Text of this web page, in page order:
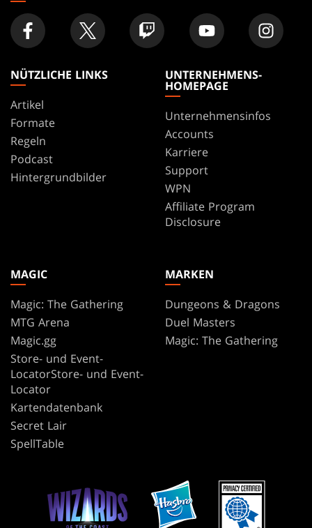
NÜTZLICHE LINKS
Artikel
Formate
Regeln
Podcast
Hintergrundbilder
UNTERNEHMENS-
HOMEPAGE
Unternehmensinfos
Accounts
Karriere
Support
WPN
Affiliate Program
Disclosure
MAGIC
Magic: The Gathering
MTG Arena
Magic.gg
Store- und Event-
LocatorStore- und Event-
Locator
Kartendatenbank
Secret Lair
SpellTable
MARKEN
Dungeons & Dragons
Duel Masters
Magic: The Gathering